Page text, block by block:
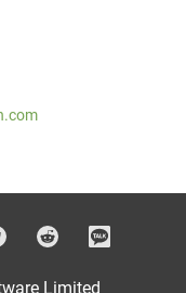
Limited